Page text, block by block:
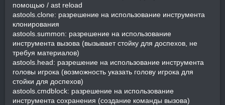
помощью / ast reload
astools.clone: разрешение на использование инструмента
клонирования
astools.summon: разрешение на использование
инструмента вызова (вызывает стойку для доспехов, не
требуя материалов)
astools.head: разрешение на использование инструмента
головы игрока (возможность указать голову игрока для
стойки для доспехов)
astools.cmdblock: разрешение на использование
инструмента сохранения (создание команды вызова)